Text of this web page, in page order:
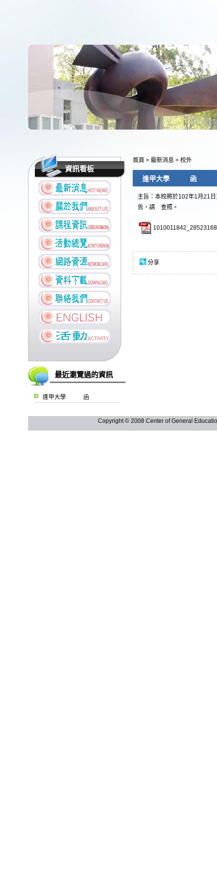
資訊看板
最近瀏覽過的資訊
逢甲大學 函
首頁 > 最新消息 > 校外
逢甲大學 函
主旨：本校將於102年1月21
告，請 查照。
分享
Copyright © 2008 Center of General